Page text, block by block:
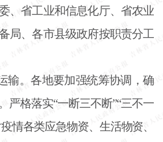
、省工业和信息化厅、省农业
局、各市县级政府按职责分工
输。各地要加强统筹协调，确
严格落实“一断三不断”“三不一
情各类应急物资、生活物资、